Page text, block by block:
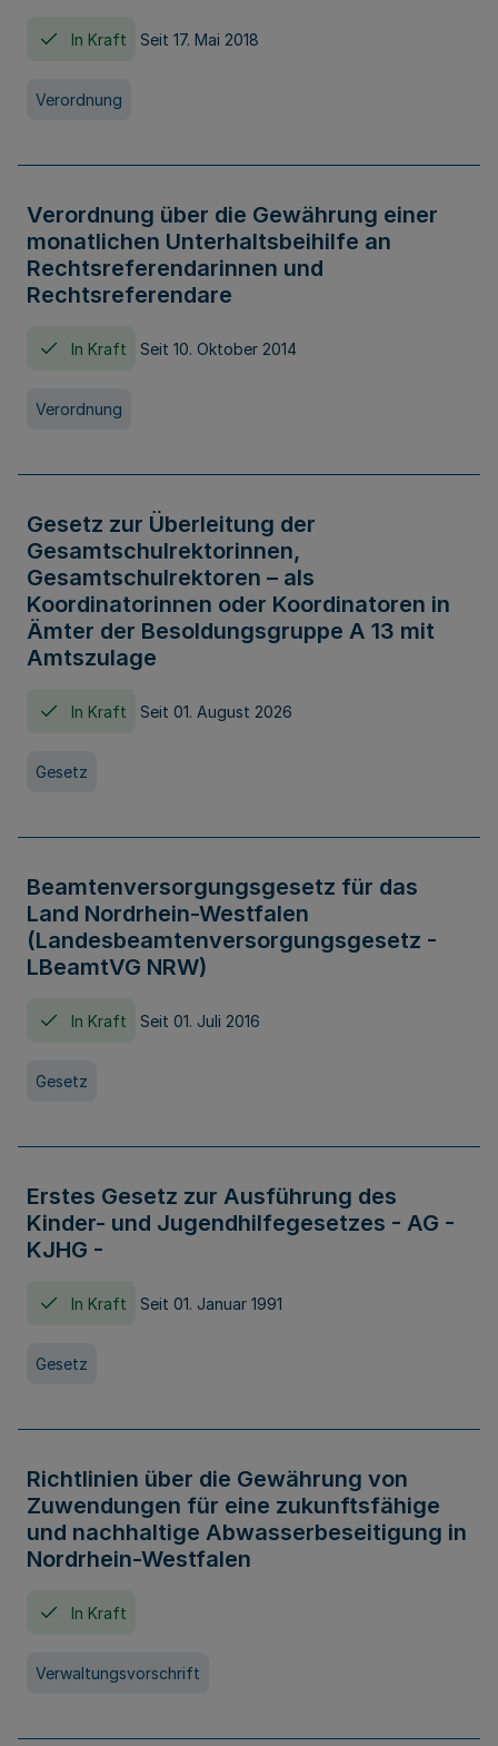
In Kraft Seit 17. Mai 2018
Verordnung
Verordnung über die Gewährung einer
monatlichen Unterhaltsbeihilfe an
Rechtsreferendarinnen und
Rechtsreferendare
In Kraft Seit 10. Oktober 2014
Verordnung
Gesetz zur Überleitung der
Gesamtschulrektorinnen,
Gesamtschulrektoren – als
Koordinatorinnen oder Koordinatoren in
Ämter der Besoldungsgruppe A 13 mit
Amtszulage
In Kraft Seit 01. August 2026
Gesetz
Beamtenversorgungsgesetz für das
Land Nordrhein-Westfalen
(Landesbeamtenversorgungsgesetz -
LBeamtVG NRW)
In Kraft Seit 01. Juli 2016
Gesetz
Erstes Gesetz zur Ausführung des
Kinder- und Jugendhilfegesetzes - AG -
KJHG -
In Kraft Seit 01. Januar 1991
Gesetz
Richtlinien über die Gewährung von
Zuwendungen für eine zukunftsfähige
und nachhaltige Abwasserbeseitigung in
Nordrhein-Westfalen
In Kraft
Verwaltungsvorschrift